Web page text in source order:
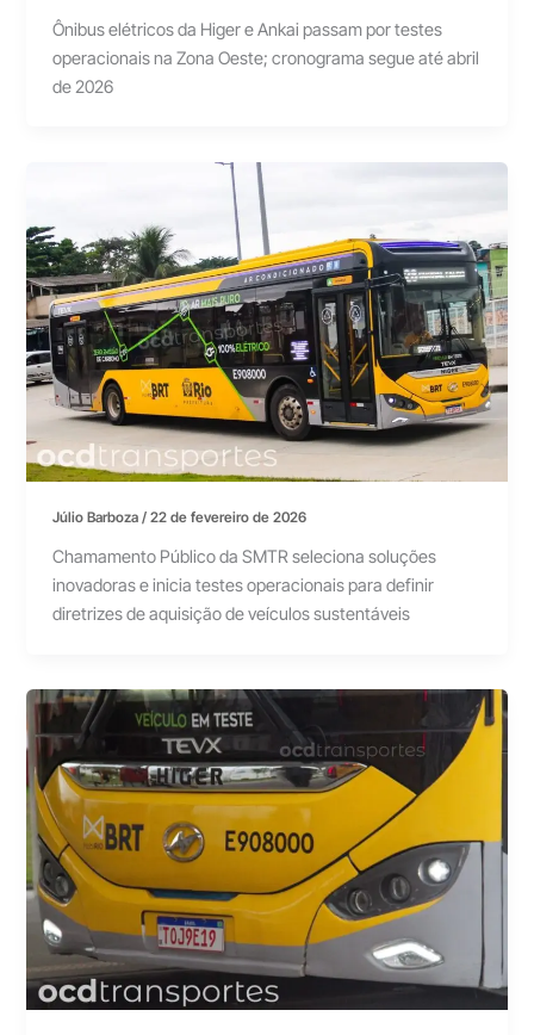
Ônibus elétricos da Higer e Ankai passam por testes
operacionais na Zona Oeste; cronograma segue até abril
de 2026
Júlio Barboza/22 de fevereiro de 2026
Chamamento Público da SMTR seleciona soluções
inovadoras e inicia testes operacionais para definir
diretrizes de aquisição de veículos sustentáveis